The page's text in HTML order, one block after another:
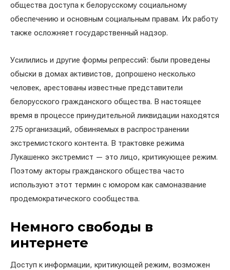
общества доступа к белорусскому социальному
обеспечению и основным социальным правам. Их работу
также осложняет государственный надзор.
Усилились и другие формы репрессий: были проведены
обыски в домах активистов, допрошено несколько
человек, арестованы известные представители
белорусского гражданского общества. В настоящее
время в процессе принудительной ликвидации находятся
275 организаций, обвиняемых в распространении
экстремистского контента. В трактовке режима
Лукашенко экстремист — это лицо, критикующее режим.
Поэтому акторы гражданского общества часто
используют этот термин с юмором как самоназвание
продемократического сообщества.
Немного свободы в
интернете
Доступ к информации, критикующей режим, возможен